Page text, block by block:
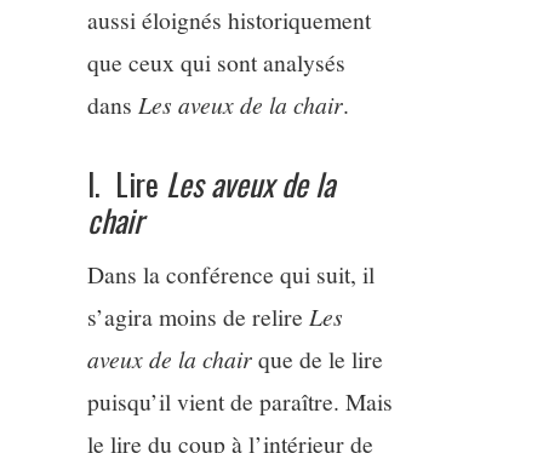
aussi éloignés historiquement
que ceux qui sont analysés
dansLes aveux de la chair.
I. Lire Les aveux de la
chair
Dans la conférence qui suit, il
s’agira moins de relireLes
aveux de la chairque de le lire
puisqu’il vient de paraître. Mais
le lire du coup à l’intérieur de